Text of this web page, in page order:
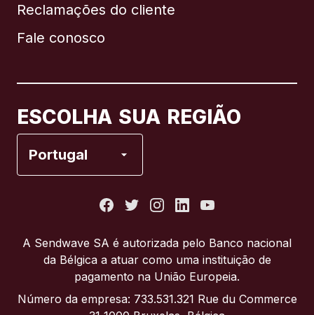
Reclamações do cliente
Fale conosco
ESCOLHA SUA REGIÃO
Portugal
Brasil
Itália
A Sendwave SA é autorizada pelo Banco nacional
da Bélgica a atuar como uma instituição de
pagamento na União Europeia.
Número da empresa: 733.531.321 Rue du Commerce